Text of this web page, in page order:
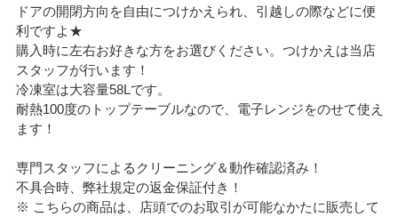
ドアの開閉方向を自由につけかえられ、引越しの際などに便
利ですよ★
購入時に左右お好きな方をお選びください。つけかえは当店
スタッフが行います！
冷凍室は大容量58Lです。
耐熱100度のトップテーブルなので、電子レンジをのせて使え
ます！
専門スタッフによるクリーニング＆動作確認済み！
不具合時、弊社規定の返金保証付き！
※ こちらの商品は、店頭でのお取引が可能なかたに販売して